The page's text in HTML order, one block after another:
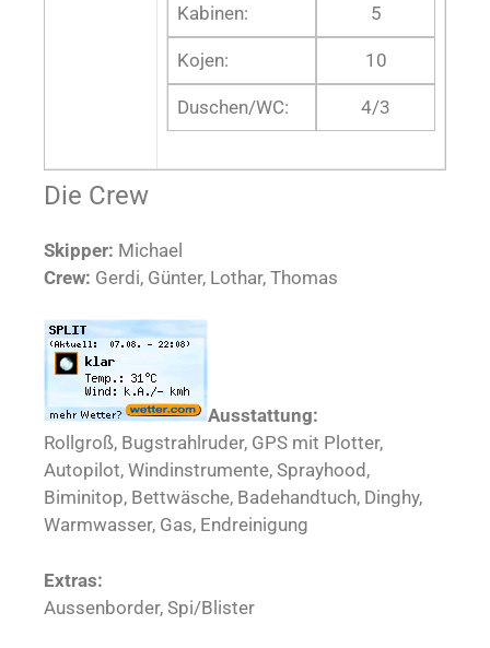
Kabinen: 5
Kojen: 10
Duschen/WC: 4/3
Die Crew
Skipper: Michael
Crew: Gerdi, Günter, Lothar, Thomas
Ausstattung:
Rollgroß, Bugstrahlruder, GPS mit Plotter,
Autopilot, Windinstrumente, Sprayhood,
Biminitop, Bettwäsche, Badehandtuch, Dinghy,
Warmwasser, Gas, Endreinigung
Extras:
Aussenborder, Spi/Blister